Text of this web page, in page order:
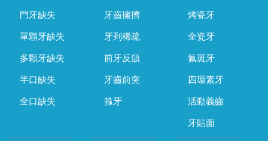
門牙缺失
單顆牙缺失
多顆牙缺失
半口缺失
全口缺失
牙齒擁擠
牙列稀疏
前牙反頜
牙齒前突
箍牙
烤瓷牙
全瓷牙
氟斑牙
四環素牙
活動義齒
牙貼面